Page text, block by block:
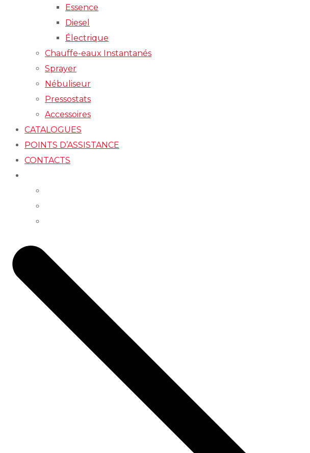
Essence
Diesel
Électrique
Chauffe-eaux Instantanés
Sprayer
Nébuliseur
Pressostats
Accessoires
CATALOGUES
POINTS D’ASSISTANCE
CONTACTS